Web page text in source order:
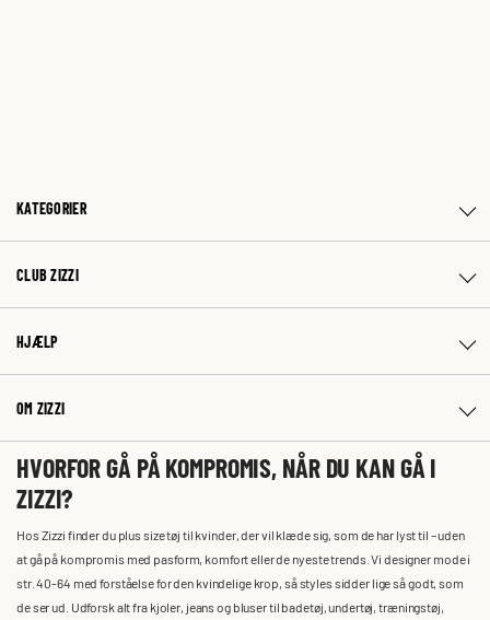
KATEGORIER
CLUB ZIZZI
HJÆLP
OM ZIZZI
HVORFOR GÅ PÅ KOMPROMIS, NÅR DU KAN GÅ I
ZIZZI?
Hos Zizzi finder du plus size tøj til kvinder, der vil klæde sig, som de har lyst til – uden
at gå på kompromis med pasform, komfort eller de nyeste trends. Vi designer mode i
str. 40-64 med forståelse for den kvindelige krop, så styles sidder lige så godt, som
de ser ud. Udforsk alt fra kjoler, jeans og bluser til badetøj, undertøj, træningstøj,